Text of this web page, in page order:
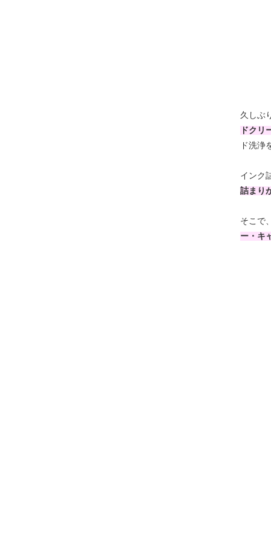
久しぶ
ドクリ
ド洗浄
インク
詰まり
そこで
ー・キ